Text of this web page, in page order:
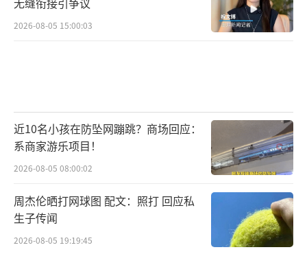
“暗访”多处
调研期间，沈晓明不打招呼暗访了鹤城区
天星浅水湾、烂尾达到十多年之久的楼盘，他
要求“维护好购房群众切身利益和城市发展良
5日后，株洲日报报道称，11月19日，株洲
市委书记曹慧泉暗访绿地21城项目保交楼问
2026-08-05 15:00:03
近10名小孩在防坠网蹦跳？商场回应：
系商家游乐项目！
2026-08-05 08:00:02
周杰伦晒打网球图 配文：照打 回应私
生子传闻
2026-08-05 19:19:45